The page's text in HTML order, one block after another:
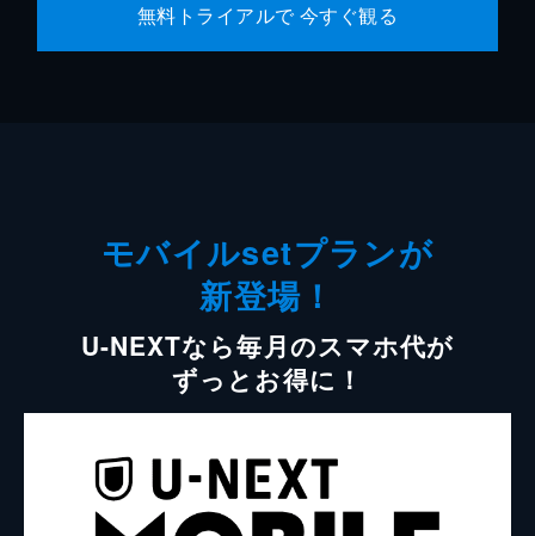
無料トライアルで 今すぐ観る
モバイルsetプランが
新登場！
U-NEXTなら毎月のスマホ代が
ずっとお得に！